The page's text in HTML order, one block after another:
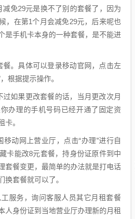
减免29元是换不了别的套餐了，因为
，在第1个月会减免29元，后来呢也
是手机卡本身的一种套餐，是不能进
餐。具体可以登录移动官网，点击左
根据提示操作。
如果更改套餐的话，当月更改次月
办理的手机号码已经开通了固定资
卡。
动网上营业厅，点击“办理”进行自
卡能改8元套餐，持身份证原件到中
套餐变更，最简单的办法就是打电话
换套餐就可以了。
服务，询问客服人员其它月租套餐
人身份证到当地营业厅办理新的月租